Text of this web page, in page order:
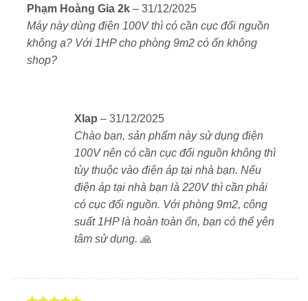
✅ 1.Công nghệ inverter tiết kiệm điện vượt trội
Sử dụng công nghệ inverter kiểm soát hoạt động
Giữ nhiệt độ ổn định, tránh dao động gây khó chịu.
2 chiều: làm lạnh & sưởi ấm hiệu quả
Làm mát nhanh vào mùa hè, giữ ấm dễ chịu vào
mùa đông.
Phù hợp với khí hậu miền Bắc Việt Nam.
Thiết kế tối giản kiểu Nhật, màu trắng thanh lịch.
Được xếp
hạng5 5
sao
Phạm Hoàng Gia 2k – 31/12/2025
Máy này dùng điện 100V thì có cần cục đổi nguồn
không ạ? Với 1HP cho phòng 9m2 có ổn không
shop?
Xlap – 31/12/2025
Chào bạn, sản phẩm này sử dụng điện
100V nên có cần cục đổi nguồn không thì
tùy thuộc vào điện áp tại nhà bạn. Nếu
điện áp tại nhà bạn là 220V thì cần phải
có cục đổi nguồn. Với phòng 9m2, công
suất 1HP là hoàn toàn ổn, bạn có thể yên
tâm sử dụng. 🙏